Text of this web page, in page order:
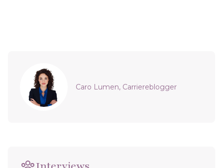
Sidebar
Caro Lumen, Carriereblogger